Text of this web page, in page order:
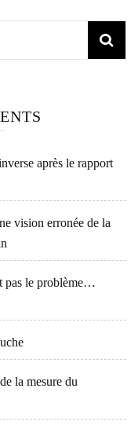
après le rapport
vision erronée de la
pas le problème…
la mesure du